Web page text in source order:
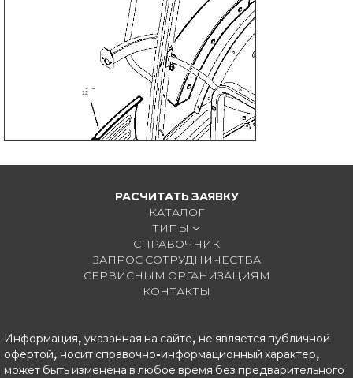
12
РАСЧИТАТЬ ЗАЯВКУ
КАТАЛОГ
ТИПЫ
СПРАВОЧНИК
ЗАПРОС СОТРУДНИЧЕСТВА
СЕРВИСНЫМ ОРГАНИЗАЦИЯМ
КОНТАКТЫ
Информация, указанная на сайте, не является публичной
офертой, носит справочно-информационный характер,
может быть изменена в любое время без предварительного